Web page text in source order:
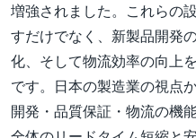
増強されました。これらの
すだけでなく、新製品開発
化、そして物流効率の向上
です。日本の製造業の視点
開発・品質保証・物流の機